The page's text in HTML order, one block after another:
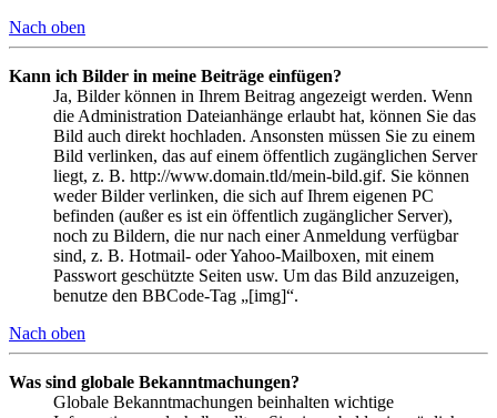
Nach oben
Kann ich Bilder in meine Beiträge einfügen?
Ja, Bilder können in Ihrem Beitrag angezeigt werden. Wenn
die Administration Dateianhänge erlaubt hat, können Sie das
Bild auch direkt hochladen. Ansonsten müssen Sie zu einem
Bild verlinken, das auf einem öffentlich zugänglichen Server
liegt, z. B. http://www.domain.tld/mein-bild.gif. Sie können
weder Bilder verlinken, die sich auf Ihrem eigenen PC
befinden (außer es ist ein öffentlich zugänglicher Server),
noch zu Bildern, die nur nach einer Anmeldung verfügbar
sind, z. B. Hotmail- oder Yahoo-Mailboxen, mit einem
Passwort geschützte Seiten usw. Um das Bild anzuzeigen,
benutze den BBCode-Tag „[img]“.
Nach oben
Was sind globale Bekanntmachungen?
Globale Bekanntmachungen beinhalten wichtige